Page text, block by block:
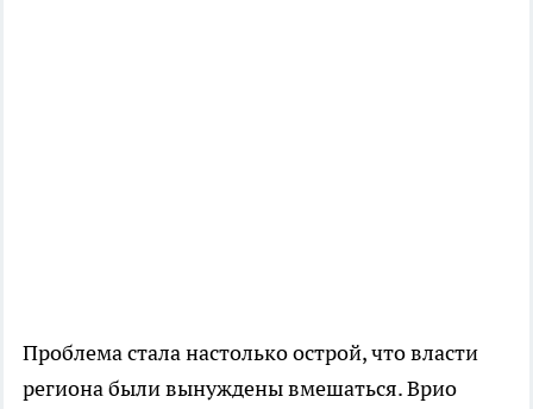
Проблема стала настолько острой, что власти
региона были вынуждены вмешаться. Врио